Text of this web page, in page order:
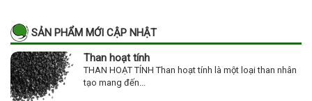
SẢN PHẨM MỚI CẬP NHẬT
Than hoạt tính
THAN HOẠT TÍNH Than hoạt tính là một loại than nhân
tạo mang đến...